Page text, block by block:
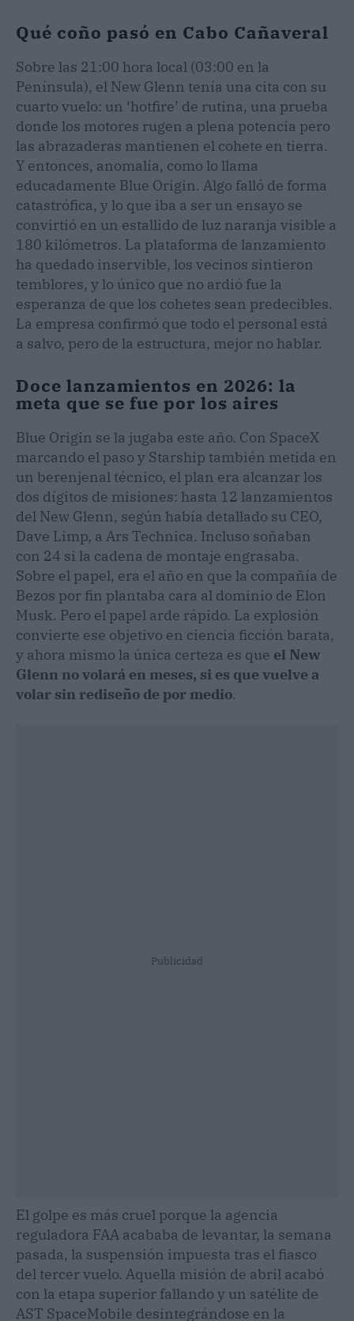
Qué coño pasó en Cabo Cañaveral
Sobre las 21:00 hora local (03:00 en la
Península), el New Glenn tenía una cita con su
cuarto vuelo: un ‘hotfire’ de rutina, una prueba
donde los motores rugen a plena potencia pero
las abrazaderas mantienen el cohete en tierra.
Y entonces, anomalía, como lo llama
educadamente Blue Origin. Algo falló de forma
catastrófica, y lo que iba a ser un ensayo se
convirtió en un estallido de luz naranja visible a
180 kilómetros. La plataforma de lanzamiento
ha quedado inservible, los vecinos sintieron
temblores, y lo único que no ardió fue la
esperanza de que los cohetes sean predecibles.
La empresa confirmó que todo el personal está
a salvo, pero de la estructura, mejor no hablar.
Doce lanzamientos en 2026: la
meta que se fue por los aires
Blue Origin se la jugaba este año. Con SpaceX
marcando el paso y Starship también metida en
un berenjenal técnico, el plan era alcanzar los
dos dígitos de misiones: hasta 12 lanzamientos
del New Glenn, según había detallado su CEO,
Dave Limp, a Ars Technica. Incluso soñaban
con 24 si la cadena de montaje engrasaba.
Sobre el papel, era el año en que la compañía de
Bezos por fin plantaba cara al dominio de Elon
Musk. Pero el papel arde rápido. La explosión
convierte ese objetivo en ciencia ficción barata,
y ahora mismo la única certeza es que el New
Glenn no volará en meses, si es que vuelve a
volar sin rediseño de por medio.
Publicidad
El golpe es más cruel porque la agencia
reguladora FAA acababa de levantar, la semana
pasada, la suspensión impuesta tras el fiasco
del tercer vuelo. Aquella misión de abril acabó
con la etapa superior fallando y un satélite de
AST SpaceMobile desintegrándose en la